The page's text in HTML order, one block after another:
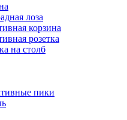
лоза
корзина
розетка
на столб
пики